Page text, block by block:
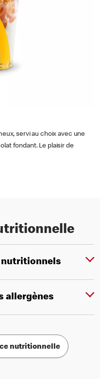
servi au choix avec une
fondant. Le plaisir de
nutritionnels
allergènes
nutritionnelle